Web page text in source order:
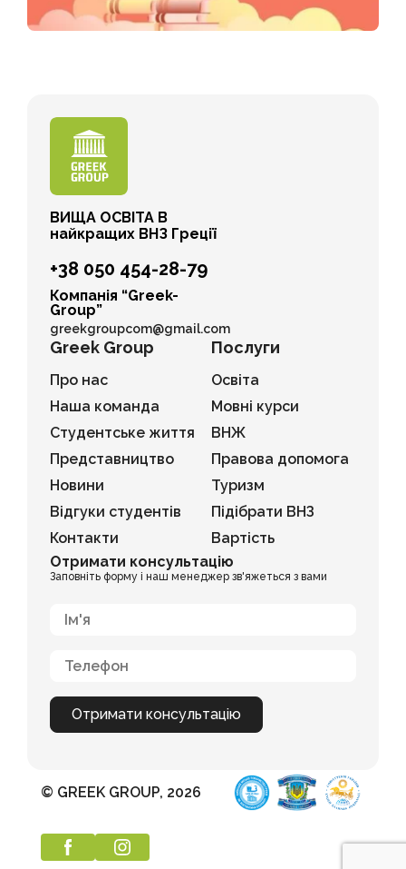
ВИЩА ОСВІТА В
найкращих ВНЗ Греції
+38 050 454-28-79
Компанія “Greek-
Group”
greekgroupcom@gmail.com
Greek Group
Про нас
Наша команда
Студентське життя
Представництво
Новини
Відгуки студентів
Контакти
Послуги
Освіта
Мовні курси
ВНЖ
Правова допомога
Туризм
Підібрати ВНЗ
Вартість
Отримати консультацію
Заповніть форму і наш менеджер зв'яжеться з вами
© GREEK GROUP, 2026